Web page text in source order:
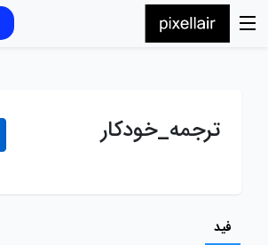
ترجمه_خودکار
فید